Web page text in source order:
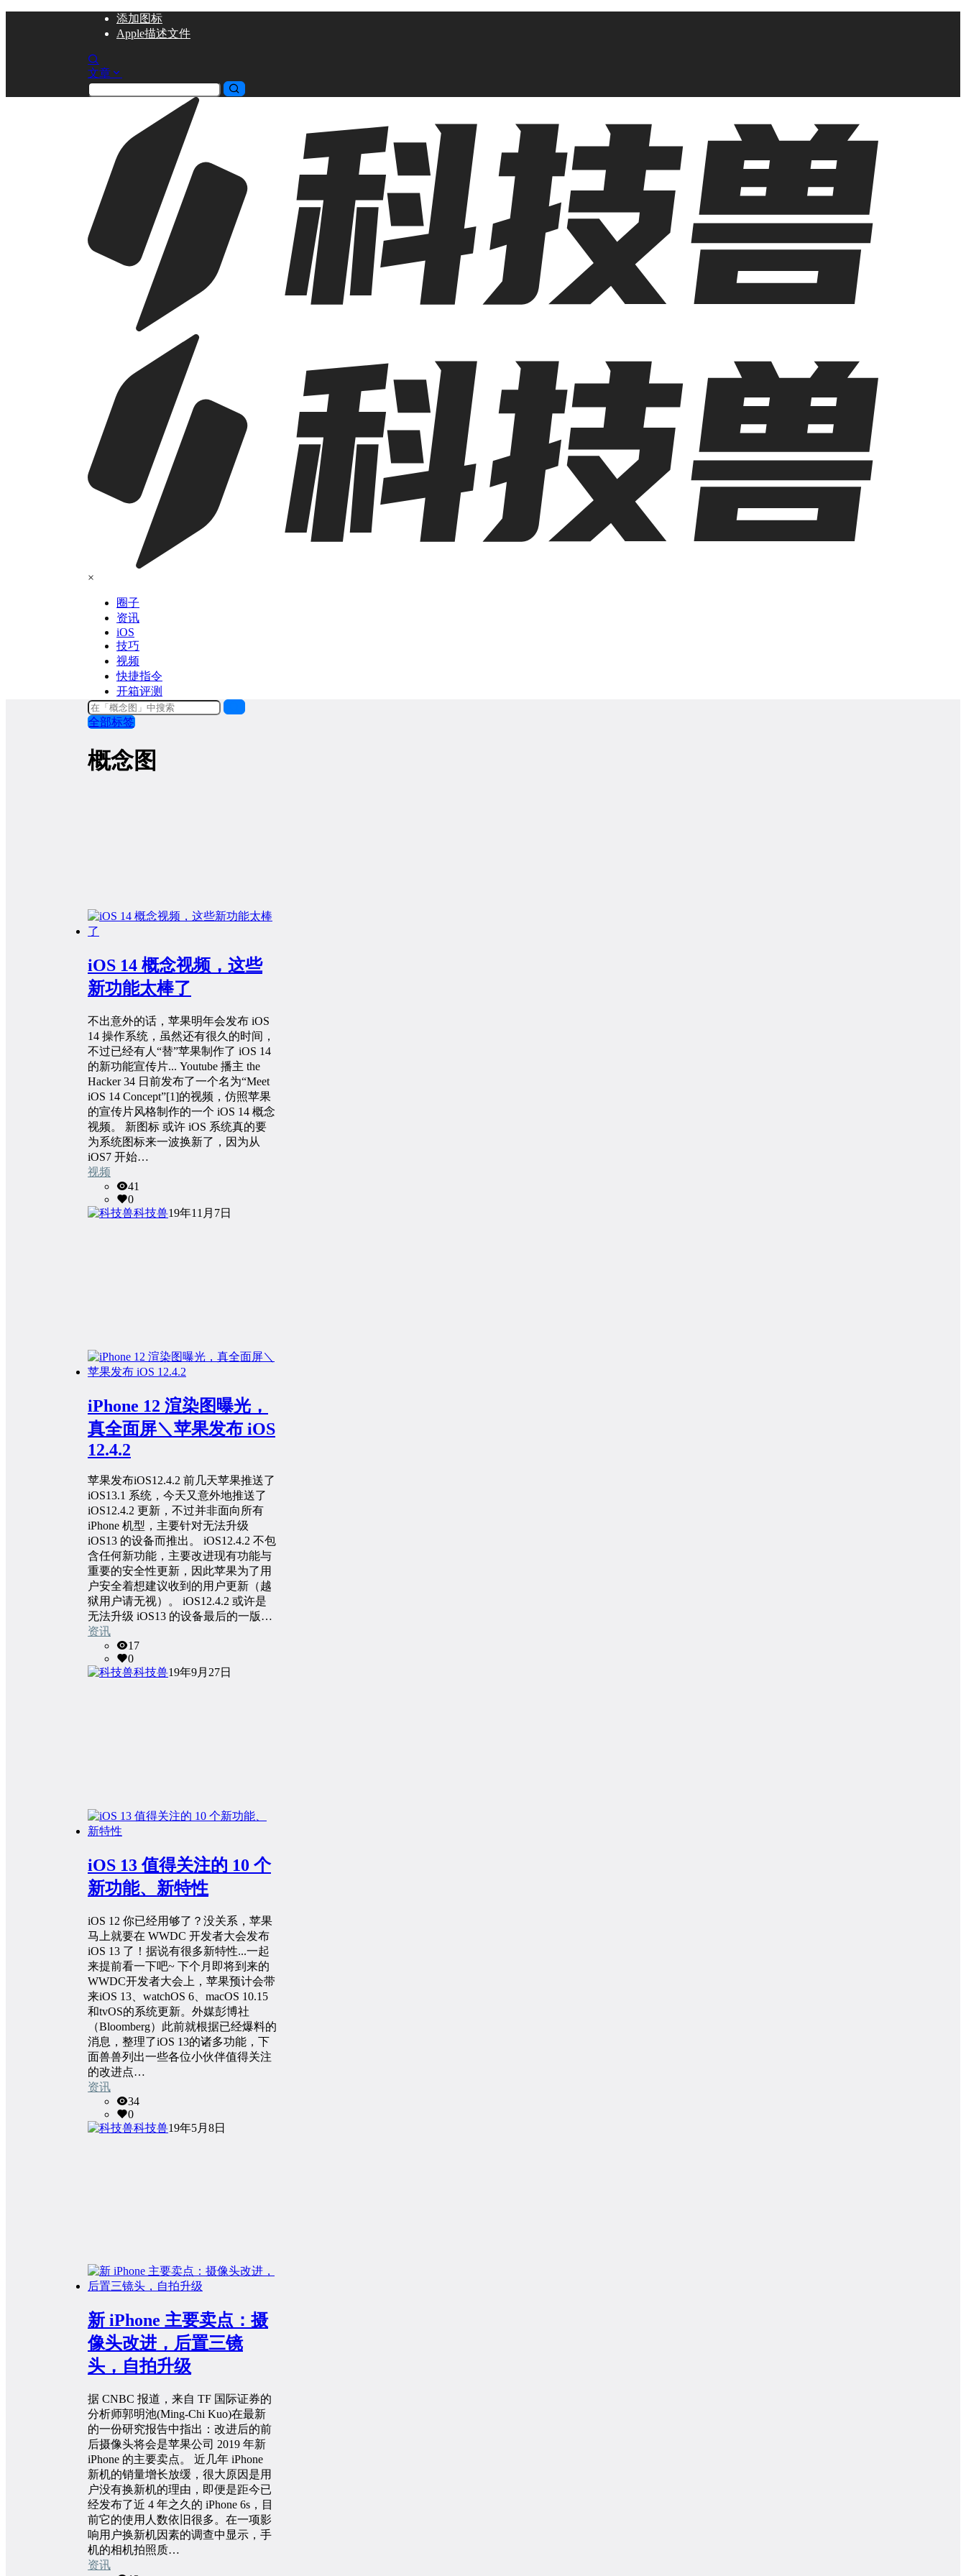
添加图标
Apple描述文件
文章
×
圈子
资讯
iOS
技巧
视频
快捷指令
开箱评测
全部标签
概念图
iOS 14 概念视频，这些
新功能太棒了
不出意外的话，苹果明年会发布 iOS
14 操作系统，虽然还有很久的时间，
不过已经有人“替”苹果制作了 iOS 14
的新功能宣传片... Youtube 播主 the
Hacker 34 日前发布了一个名为“Meet
iOS 14 Concept”[1]的视频，仿照苹果
的宣传片风格制作的一个 iOS 14 概念
视频。 新图标 或许 iOS 系统真的要
为系统图标来一波换新了，因为从
iOS7 开始…
视频
41
0
科技兽19年11月7日
iPhone 12 渲染图曝光，
真全面屏＼苹果发布 iOS
12.4.2
苹果发布iOS12.4.2 前几天苹果推送了
iOS13.1 系统，今天又意外地推送了
iOS12.4.2 更新，不过并非面向所有
iPhone 机型，主要针对无法升级
iOS13 的设备而推出。 iOS12.4.2 不包
含任何新功能，主要改进现有功能与
重要的安全性更新，因此苹果为了用
户安全着想建议收到的用户更新（越
狱用户请无视）。 iOS12.4.2 或许是
无法升级 iOS13 的设备最后的一版…
资讯
17
0
科技兽19年9月27日
iOS 13 值得关注的 10 个
新功能、新特性
iOS 12 你已经用够了？没关系，苹果
马上就要在 WWDC 开发者大会发布
iOS 13 了！据说有很多新特性...一起
来提前看一下吧~ 下个月即将到来的
WWDC开发者大会上，苹果预计会带
来iOS 13、watchOS 6、macOS 10.15
和tvOS的系统更新。外媒彭博社
（Bloomberg）此前就根据已经爆料的
消息，整理了iOS 13的诸多功能，下
面兽兽列出一些各位小伙伴值得关注
的改进点…
资讯
34
0
科技兽19年5月8日
新 iPhone 主要卖点：摄
像头改进，后置三镜
头，自拍升级
据 CNBC 报道，来自 TF 国际证券的
分析师郭明池(Ming-Chi Kuo)在最新
的一份研究报告中指出：改进后的前
后摄像头将会是苹果公司 2019 年新
iPhone 的主要卖点。 近几年 iPhone
新机的销量增长放缓，很大原因是用
户没有换新机的理由，即便是距今已
经发布了近 4 年之久的 iPhone 6s，目
前它的使用人数依旧很多。在一项影
响用户换新机因素的调查中显示，手
机的相机拍照质…
资讯